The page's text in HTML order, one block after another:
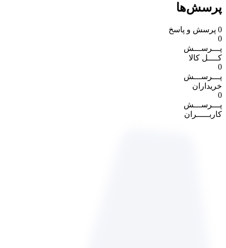
پرسش‌ها
0 پرسش و پاسخ
0
پـــرســـش
کــــل کالا
0
پـــرســـش
خریداران
0
پـــرســـش
کاربـــــران